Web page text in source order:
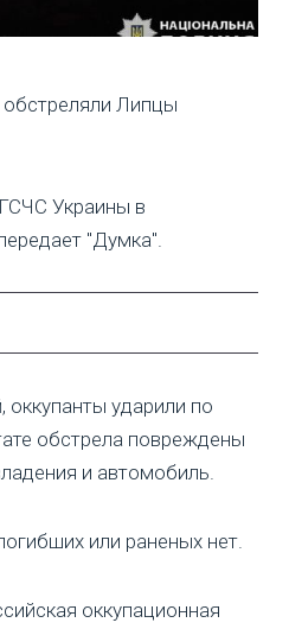
обстреляли Липцы
Украины в
"Думка".
ударили по
обстрела повреждены
и автомобиль.
или раненых нет.
оккупационная